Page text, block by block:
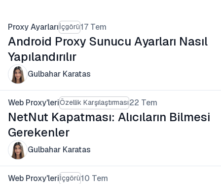
Proxy Ayarlarıİçgörü17 Tem
Android Proxy Sunucu Ayarları Nasıl
Yapılandırılır
Gulbahar Karatas
Web Proxy'leriÖzellik Karşılaştırması22 Tem
NetNut Kapatması: Alıcıların Bilmesi
Gerekenler
Gulbahar Karatas
Web Proxy'leriİçgörü10 Tem